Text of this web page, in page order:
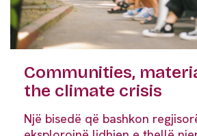
Communities,
the climate crisis
Një bisedë që bashkon